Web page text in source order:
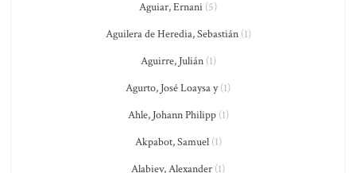
Aguiar, Ernani (5)
Aguilera de Heredia, Sebastián(1)
Aguirre, Julián(1)
Agurto, José Loaysa y(1)
Ahle, Johann Philipp(1)
Akpabot, Samuel(1)
Alabiev, Alexander (1)